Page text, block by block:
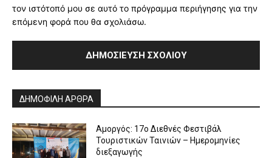
τον ιστότοπό μου σε αυτό το πρόγραμμα περιήγησης για την
επόμενη φορά που θα σχολιάσω.
ΔΗΜΟΦΙΛΗ ΑΡΘΡΑ
Αμοργός: 17ο Διεθνές Φεστιβάλ
Τουριστικών Ταινιών – Ημερομηνίες
διεξαγωγής